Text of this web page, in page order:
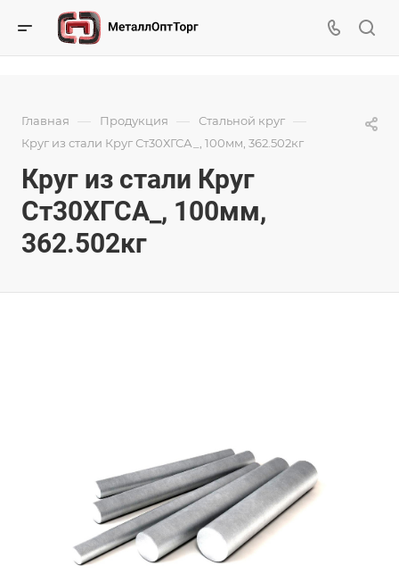
Главная — Продукция — Стальной круг —
Круг из стали Круг Ст30ХГСА_, 100мм, 362.502кг
Круг из стали Круг
Ст30ХГСА_, 100мм,
362.502кг